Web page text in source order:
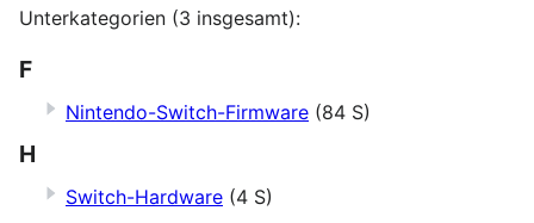
Unterkategorien (3 insgesamt):
F
Nintendo-Switch-Firmware (84 S)
H
Switch-Hardware (4 S)